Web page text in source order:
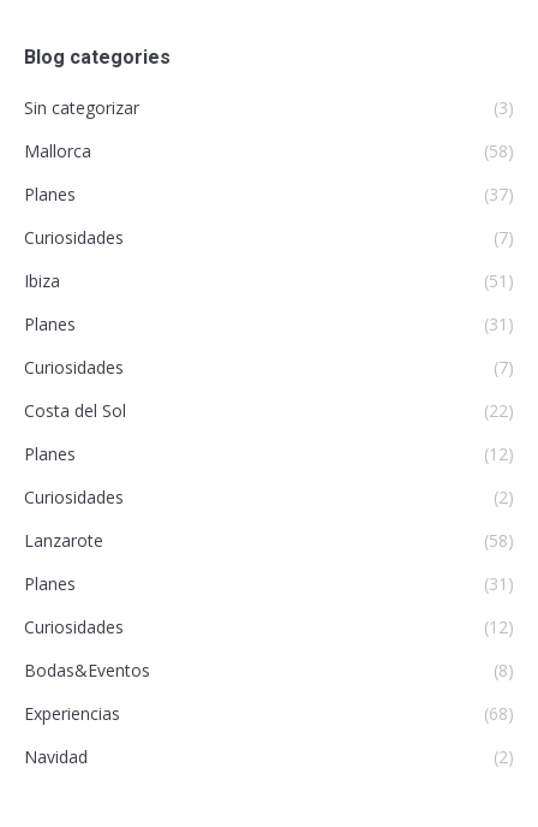
Blog categories
Sin categorizar
(3)
Mallorca
(58)
Planes
(37)
Curiosidades
(7)
Ibiza
(51)
Planes
(31)
Curiosidades
(7)
Costa del Sol
(22)
Planes
(12)
Curiosidades
(2)
Lanzarote
(58)
Planes
(31)
Curiosidades
(12)
Bodas&Eventos
(8)
Experiencias
(68)
Navidad
(2)